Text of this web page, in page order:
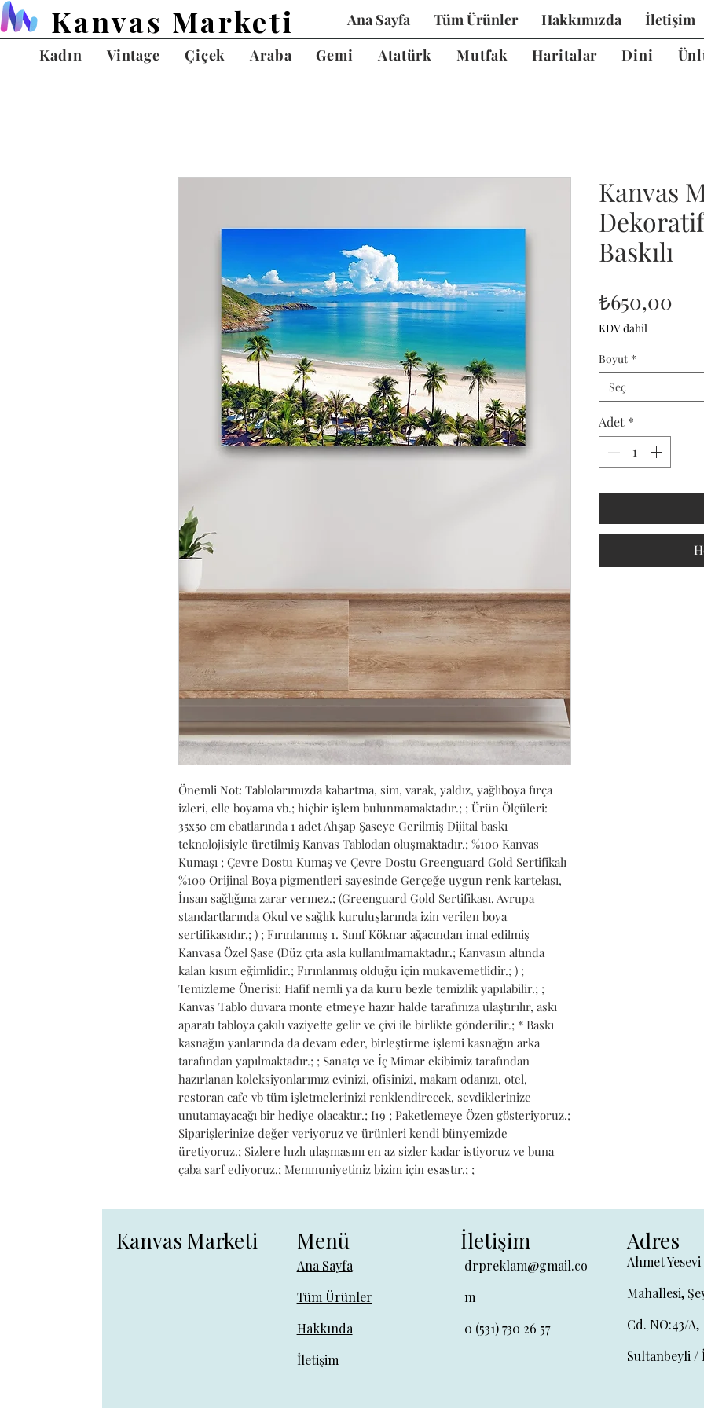
Kanvas Marketi Ana Sayfa Tüm Ürünler Hakkımızda İletişim
Kadın
Vintage Çiçek Araba Gemi Atatürk Mutfak Haritalar Dini
Önemli Not: Tablolarımızda kabartma, sim, varak, yaldız, yağlıboya fırça
izleri, elle boyama vb.; hiçbir işlem bulunmamaktadır.; ; Ürün Ölçüleri:
35x50 cm ebatlarında 1 adet Ahşap Şaseye Gerilmiş Dijital baskı
teknolojisiyle üretilmiş Kanvas Tablodan oluşmaktadır.; %100 Kanvas
Kumaşı ; Çevre Dostu Kumaş ve Çevre Dostu Greenguard Gold Sertifikalı
%100 Orijinal Boya pigmentleri sayesinde Gerçeğe uygun renk kartelası,
İnsan sağlığına zarar vermez.; (Greenguard Gold Sertifikası, Avrupa
standartlarında Okul ve sağlık kuruluşlarında izin verilen boya
sertifikasıdır.; ) ; Fırınlanmış 1. Sınıf Köknar ağacından imal edilmiş
Kanvasa Özel Şase (Düz çıta asla kullanılmamaktadır.; Kanvasın altında
kalan kısım eğimlidir.; Fırınlanmış olduğu için mukavemetlidir.; ) ;
Temizleme Önerisi: Hafif nemli ya da kuru bezle temizlik yapılabilir.; ;
Kanvas Tablo duvara monte etmeye hazır halde tarafınıza ulaştırılır, askı
aparatı tabloya çakılı vaziyette gelir ve çivi ile birlikte gönderilir.; * Baskı
kasnağın yanlarında da devam eder, birleştirme işlemi kasnağın arka
tarafından yapılmaktadır.; ; Sanatçı ve İç Mimar ekibimiz tarafından
hazırlanan koleksiyonlarımız evinizi, ofisinizi, makam odanızı, otel,
restoran cafe vb tüm işletmelerinizi renklendirecek, sevdiklerinize
unutamayacağı bir hediye olacaktır.; I19 ; Paketlemeye Özen gösteriyoruz.;
Siparişlerinize değer veriyoruz ve ürünleri kendi bünyemizde
üretiyoruz.; Sizlere hızlı ulaşmasını en az sizler kadar istiyoruz ve buna
çaba sarf ediyoruz.; Memnuniyetiniz bizim için esastır.; ;
Kanvas
Baskılı
₺650,00
KDV dahil
Boyut *
Seç
Adet *
Kanvas Marketi Menü
Ana Sayfa
Tüm Ürünler
Hakkında
İletişim
İletişim
drpreklam@gmail.co
m
0 (531) 730 26 57
Adres
Ahmet Yesevi
Mahallesi,
Cd. NO:43/A,
Sultanbeyli /